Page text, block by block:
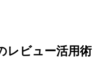
レビュー活用術